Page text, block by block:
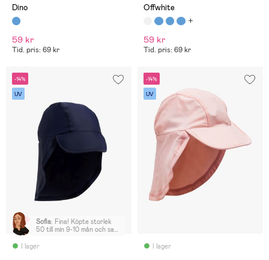
Dino
59 kr
Tid. pris: 69 kr
Offwhite
59 kr
Tid. pris: 69 kr
-14%
UV
I lager
Sofia: Fina! Köpte storlek
50 till min 9-10 mån och satt
överdrivet
-14%
UV
I lager